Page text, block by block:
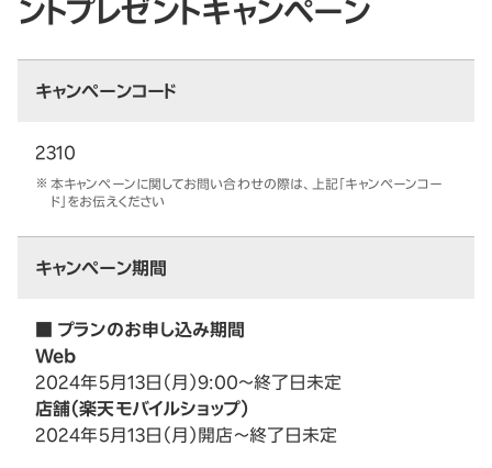
ントプレゼントキャンペーン
キャンペーンコード
2310
本キャンペーンに関してお問い合わせの際は、上記「キャンペーンコー
ド」をお伝えください
キャンペーン期間
■ プランのお申し込み期間
Web
2024年5月13日（月）9:00～終了日未定
店舗（楽天モバイルショップ）
2024年5月13日（月）開店～終了日未定